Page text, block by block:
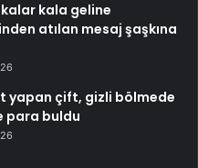
kala geline
atılan mesaj şaşkına
yapan çift, gizli bölmede
para buldu